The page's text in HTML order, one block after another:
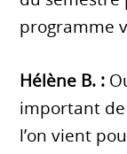
programme
Hélène B. :
important de
l’on vient